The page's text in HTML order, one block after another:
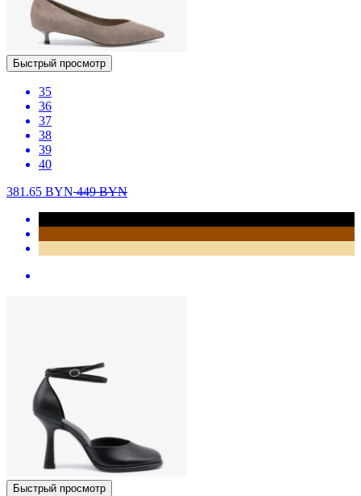
Быстрый просмотр
35
36
37
38
39
40
381.65 BYN449BYN
Быстрый просмотр